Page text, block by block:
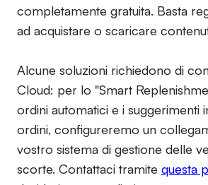
completamente gratuita. Basta
ad acquistare o scaricare
Alcune soluzioni richiedono di
Cloud: per lo "Smart
ordini automatici e i suggerimenti
ordini, configureremo un
vostro sistema di gestione delle
scorte. Contattaci tramite questa